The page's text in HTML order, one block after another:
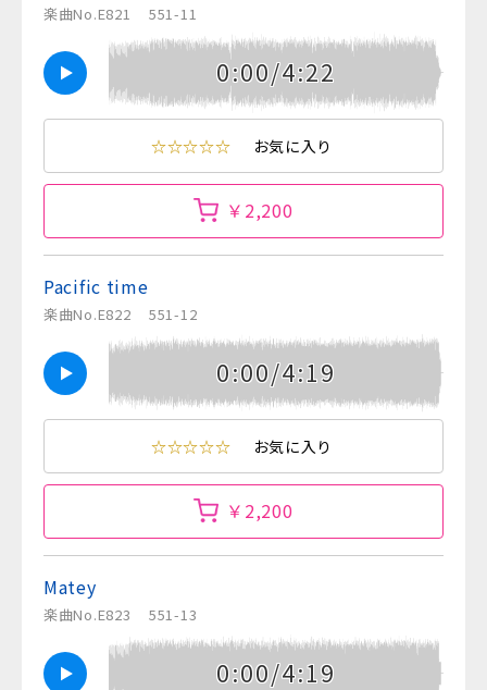
楽曲No.E821 551-11
0:00/4:22
☆☆☆☆☆ お気に入り
￥2,200
Pacific time
楽曲No.E822 551-12
0:00/4:19
☆☆☆☆☆ お気に入り
￥2,200
Matey
楽曲No.E823 551-13
0:00/4:19